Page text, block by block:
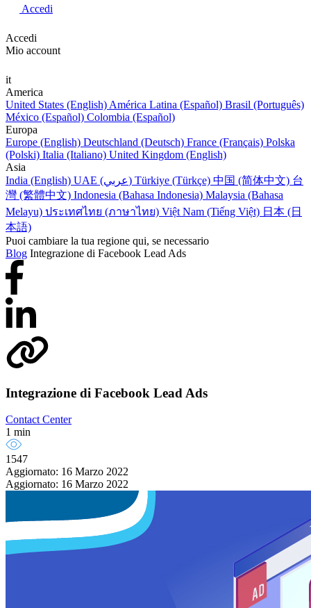
Accedi
Accedi
Mio account
it
America
United States (English) América Latina (Español) Brasil (Português)
México (Español) Colombia (Español)
Europa
Europe (English) Deutschland (Deutsch) France (Français) Polska
(Polski) Italia (Italiano) United Kingdom (English)
Asia
India (English)
UAE (عربي) Türkiye (Türkçe) 中国 (简体中文) 台
灣 (繁體中文) Indonesia (Bahasa Indonesia) Malaysia (Bahasa
Melayu) ประเทศไทย (ภาษาไทย) Việt Nam (Tiếng Việt) 日本 (日
本語)
Puoi cambiare la tua regione qui, se necessario
Blog Integrazione di Facebook Lead Ads
Integrazione di Facebook Lead Ads
Contact Center
1 min
1547
Aggiornato: 16 Marzo 2022
Aggiornato: 16 Marzo 2022